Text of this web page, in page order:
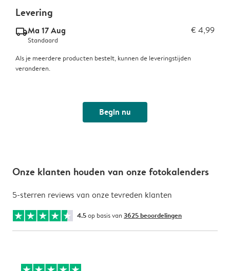
Levering
delivery_standard_v2Ma 17 Aug € 4,99
Standaard
Als je meerdere producten bestelt, kunnen de leveringstijden
veranderen.
Begin nu
Onze klanten houden van onze fotokalenders
5-sterren reviews van onze tevreden klanten
4.5op basis van 3625 beoordelingen